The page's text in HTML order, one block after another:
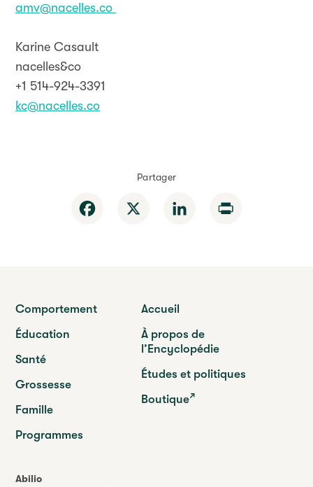
amv@nacelles.co
Karine Casault
nacelles&co
+1 514-924-3391
kc@nacelles.co
Partager
Facebook LinkedIn
Abilio
Comportement
Éducation
Santé
Grossesse
Famille
Programmes
Accueil
À propos de
l’Encyclopédie
Études et politiques
Boutique